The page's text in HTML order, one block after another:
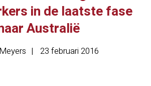
in de laatste fase
Australië
23 februari 2016